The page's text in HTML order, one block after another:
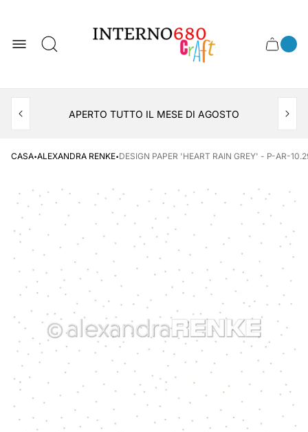
del
negozio
Cassetto
APERTO TUTTO IL MESE DI AGOSTO
CASA·ALEXANDRA RENKE·DESIGN PAPER 'HEART RAIN GREY' - P-AR-